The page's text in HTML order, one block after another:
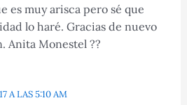
es muy arisca pero sé que
lo haré. Gracias de nuevo
Anita Monestel ??
A LAS 5:10 AM